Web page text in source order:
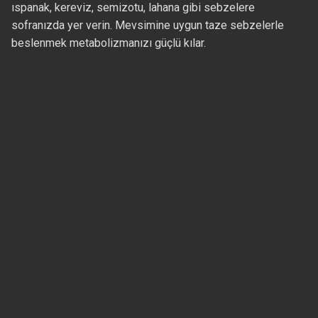
ıspanak, kereviz, semizotu, lahana gibi sebzelere
sofranızda yer verin. Mevsimine uygun taze sebzelerle
beslenmek metabolizmanızı güçlü kılar.